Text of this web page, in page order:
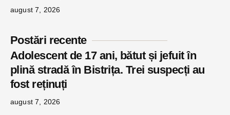
august 7, 2026
Postări recente
Adolescent de 17 ani, bătut și jefuit în
plină stradă în Bistrița. Trei suspecți au
fost reținuți
august 7, 2026